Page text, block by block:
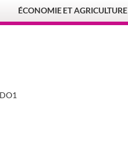
ÉCONOMIE ET AGRICULTURE